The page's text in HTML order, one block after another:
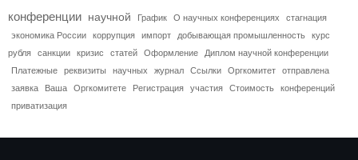
конференции научной График О научных конференциях
стагнация
экономика России
коррупция импорт добывающая промышленность
курс
рубля
санкции кризис статей Оформление
Диплом научной конференции
Платежные
реквизиты научных журнал Ссылки Оргкомитет
отправлена
заявка
Ваша Оргкомитете Регистрация участия Стоимость
конференций
приватизация